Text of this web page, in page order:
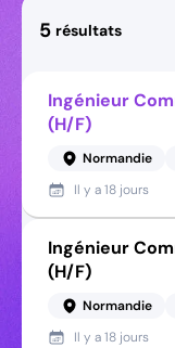
5 résultats
Ingénieur
(H/F)
Normandie
Il y a18 jours
Ingénieur
(H/F)
Normandie
Il y a18 jours